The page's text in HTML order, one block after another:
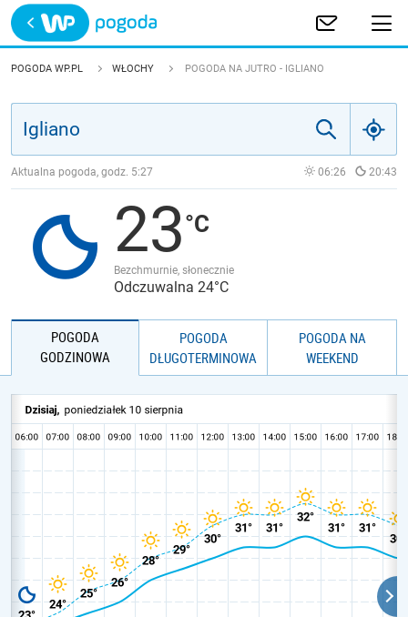
Trwa ładowanie
POLSKA
JAKOŚĆ POWIETRZA
POGODA WP.PL WŁOCHY POGODA NA JUTRO - IGLIANO
Aktualna pogoda, godz. 5:27 06:26 20:43
23
Bezchmurnie, słonecznie
Odczuwalna 24°C
POGODA
GODZINOWA
POGODA
DŁUGOTERMINOWA
POGODA NA
WEEKEND